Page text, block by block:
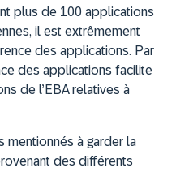
plus de 100 applications
il est extrêmement
des applications. Par
des applications facilite
de l’EBA relatives à
mentionnés à garder la
des différents